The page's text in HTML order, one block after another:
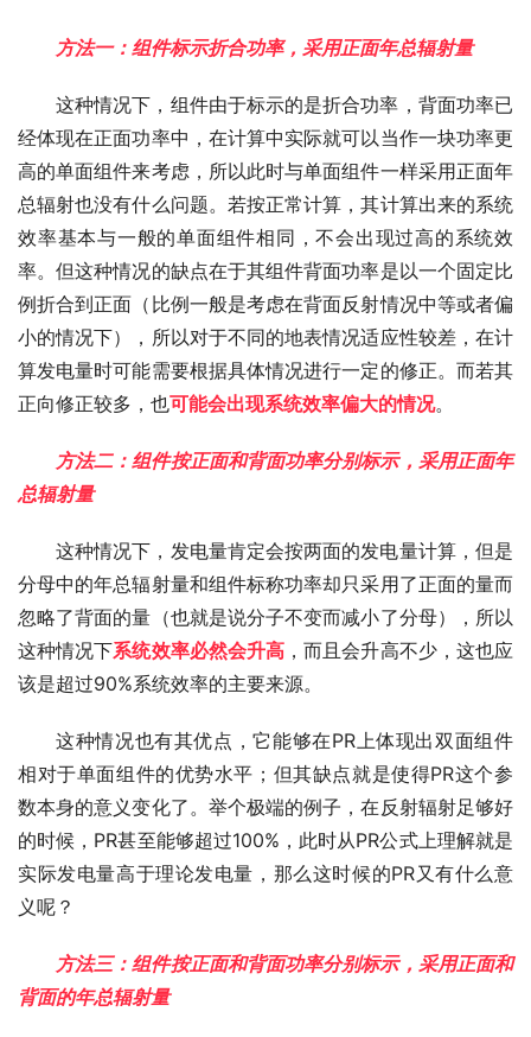
方法一：组件标示折合功率，采用正面年总辐射量
这种情况下，组件由于标示的是折合功率，背面功率已
经体现在正面功率中，在计算中实际就可以当作一块功率更
高的单面组件来考虑，所以此时与单面组件一样采用正面年
总辐射也没有什么问题。若按正常计算，其计算出来的系统
效率基本与一般的单面组件相同，不会出现过高的系统效
率。但这种情况的缺点在于其组件背面功率是以一个固定比
例折合到正面（比例一般是考虑在背面反射情况中等或者偏
小的情况下），所以对于不同的地表情况适应性较差，在计
算发电量时可能需要根据具体情况进行一定的修正。而若其
正向修正较多，也可能会出现系统效率偏大的情况。
方法二：组件按正面和背面功率分别标示，采用正面年
总辐射量
这种情况下，发电量肯定会按两面的发电量计算，但是
分母中的年总辐射量和组件标称功率却只采用了正面的量而
忽略了背面的量（也就是说分子不变而减小了分母），所以
这种情况下系统效率必然会升高 ，而且会升高不少，这也应
该是超过90%系统效率的主要来源。
这种情况也有其优点，它能够在PR上体现出双面组件
相对于单面组件的优势水平；但其缺点就是使得PR这个参
数本身的意义变化了。举个极端的例子，在反射辐射足够好
的时候，PR甚至能够超过100%，此时从PR公式上理解就是
实际发电量高于理论发电量，那么这时候的PR又有什么意
义呢？
方法三：组件按正面和背面功率分别标示，采用正面和
背面的年总辐射量